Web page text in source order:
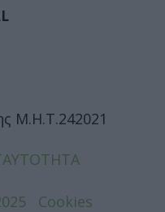
Μ.Η.Τ.242021
Cookies